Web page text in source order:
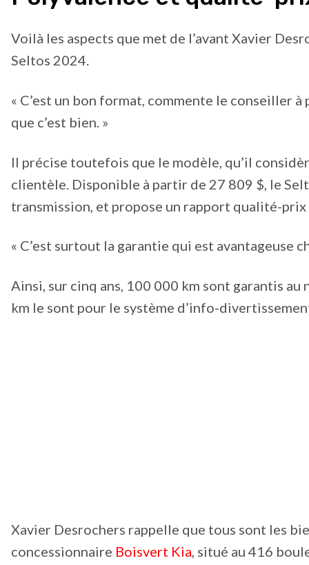
Voilà les aspects que met de l’avant Xavier
Seltos 2024.
« C’est un bon format, commente le conseiller
que c’est bien. »
Il précise toutefois que le modèle, qu’il
clientèle. Disponible à partir de 27 809 $, le
transmission, et propose un rapport qualité-
« C’est surtout la garantie qui est avantageuse
Ainsi, sur cinq ans, 100 000 km sont garantis
km le sont pour le système d’info-
Xavier Desrochers rappelle que tous sont les
concessionnaire Boisvert Kia, situé au 416